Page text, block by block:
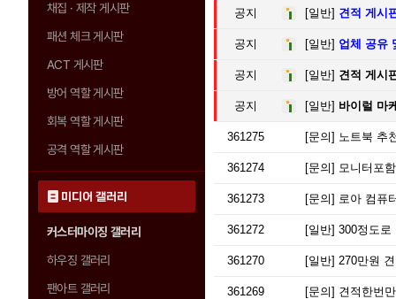
채집 · 제작 게시판
패션 체크 게시판
ACT 게시판
방어 역할 게시판
회복 역할 게시판
공격 역할 게시판
미디어 갤러리
커스터마이징 갤러리
하우징 갤러리
팬아트 갤러리
공지 [일반] 견적 게시
공지 [일반] 업체 공유
공지 [일반] 견적 게시
공지 [일반] 바이럴 마
361275 [문의] 노트북 추
361274 [문의] 모니터포
361273 [문의] 로아 컴퓨
361272 [일반] 300정도로
361270 [일반] 270만원
361269 [문의] 견적한번